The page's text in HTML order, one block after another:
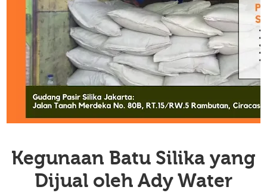
Kegunaan Batu Silika yang
Dijual oleh Ady Water